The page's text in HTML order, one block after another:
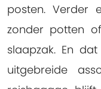
posten. Verder
zonder potten
slaapzak. En
uitgebreide